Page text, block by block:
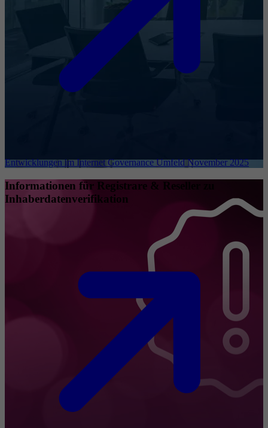
Entwicklungen im Internet Governance Umfeld November 2025
Informationen für Registrare & Reseller zu
Inhaberdatenverifikation